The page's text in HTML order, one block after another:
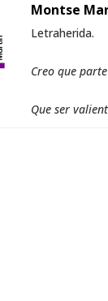
Montse
Letraherida.
Creo que
Que ser